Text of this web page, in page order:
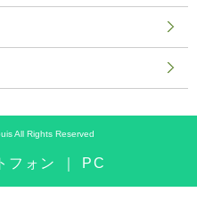
All Rights Reserved
フォン ｜ PC